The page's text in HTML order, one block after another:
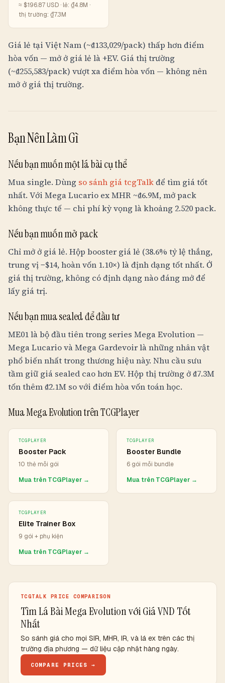
≈ $196.87 USD · lẻ: ₫4.8M ·
thị trường: ₫7.3M
Giá lẻ tại Việt Nam (~₫133,029/pack) thấp hơn điểm
hòa vốn — mở ở giá lẻ là +EV. Giá thị trường
(~₫255,583/pack) vượt xa điểm hòa vốn — không nên
mở ở giá thị trường.
Bạn Nên Làm Gì
Nếu bạn muốn một lá bài cụ thể
Mua single. Dùng so sánh giá tcgTalkđể tìm giá tốt
nhất. Với Mega Lucario ex MHR ~₫6.9M, mở pack
không thực tế — chi phí kỳ vọng là khoảng 2.520 pack.
Nếu bạn muốn mở pack
Chỉ mở ở giá lẻ. Hộp booster giá lẻ (38.6% tỷ lệ thắng,
trung vị −$14, hoàn vốn 1.10×) là định dạng tốt nhất. Ở
giá thị trường, không có định dạng nào đáng mở để
lấy giá trị.
Nếu bạn mua sealed để đầu tư
ME01 là bộ đầu tiên trong series Mega Evolution —
Mega Lucario và Mega Gardevoir là những nhân vật
phổ biến nhất trong thương hiệu này. Nhu cầu sưu
tầm giữ giá sealed cao hơn EV. Hộp thị trường ở₫7.3M
tốn thêm₫2.1M so với điểm hòa vốn toán học.
Mua Mega Evolution trên TCGPlayer
TCGPLAYER
Booster Pack
10 thẻ mỗi gói
Mua trên TCGPlayer →
TCGPLAYER
Booster Bundle
6 gói mỗi bundle
Mua trên TCGPlayer →
TCGPLAYER
Elite Trainer Box
9 gói + phụ kiện
Mua trên TCGPlayer →
TCGTALK PRICE COMPARISON
Tìm Lá Bài Mega Evolution với Giá VND Tốt
Nhất
So sánh giá cho mọi SIR, MHR, IR, và lá ex trên các thị
trường địa phương — dữ liệu cập nhật hàng ngày.
COMPARE PRICES →